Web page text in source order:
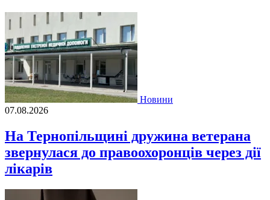
Новини
07.08.2026
На Тернопільщині дружина ветерана
звернулася до правоохоронців через дії
лікарів